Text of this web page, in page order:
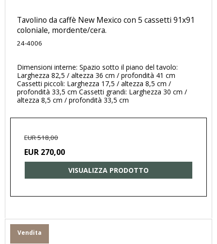
Tavolino da caffè New Mexico con 5 cassetti 91x91
coloniale, mordente/cera.
24-4006
Dimensioni interne: Spazio sotto il piano del tavolo:
Larghezza 82,5 / altezza 36 cm / profondità 41 cm
Cassetti piccoli: Larghezza 17,5 / altezza 8,5 cm /
profondità 33,5 cm Cassetti grandi: Larghezza 30 cm /
altezza 8,5 cm / profondità 33,5 cm
EUR 518,00
EUR 270,00
VISUALIZZA PRODOTTO
Vendita